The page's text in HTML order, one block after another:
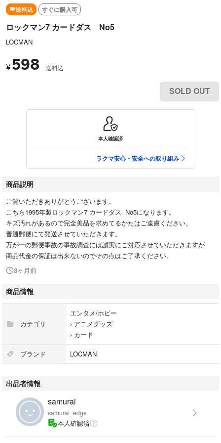
送料込 すぐに購入可
ロックマン7 カードダス No5
LOCMAN
¥ 598 送料込
SOLD OUT
本人確認済
ラクマ安心・安全への取り組み
商品説明
ご覧いただきありがとうございます。
こちら1995年製ロックマン7 カードダス No5になります。
キズ汚れがあるので完全美品を求めてるかたはご遠慮ください。
普通郵便にて発送させていただきます。
万が一の郵便事故の事故調査には誠実にご対応させていただきますが
商品代金の保証は出来ないのでその点はご了承ください。
3ヶ月前
商品情報
カテゴリ
エンタメ/ホビー
› アニメグッズ
› カード
ブランド LOCMAN
出品者情報
samurai
samurai_edge
本人確認済